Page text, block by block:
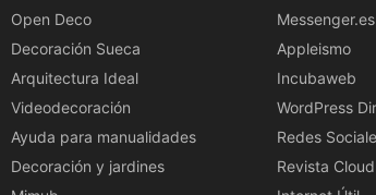
Open Deco
Decoración Sueca
Arquitectura Ideal
Videodecoración
Ayuda para manualidades
Decoración y jardines
Messenger.es
Appleismo
Incubaweb
WordPress
Redes
Revista Cloud